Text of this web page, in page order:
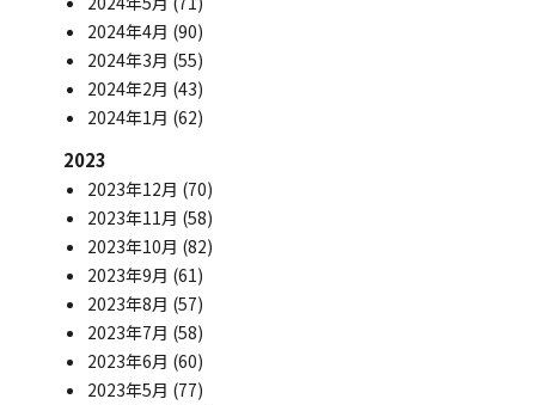
2024年4月 (90)
2024年3月 (55)
2024年2月 (43)
2024年1月 (62)
2023
2023年12月 (70)
2023年11月 (58)
2023年10月 (82)
2023年9月 (61)
2023年8月 (57)
2023年7月 (58)
2023年6月 (60)
2023年5月 (77)